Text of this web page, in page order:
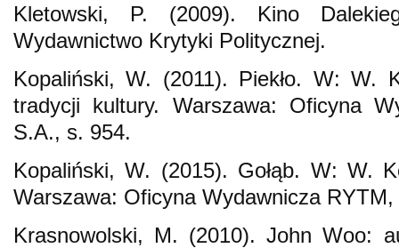
Kletowski, P. (2009). Kino
Wydawnictwo Krytyki Politycznej.
Kopaliński, W. (2011). Piekło. W: W.
tradycji kultury. Warszawa: Oficyna
S.A., s. 954.
Kopaliński, W. (2015). Gołąb. W: W.
Warszawa: Oficyna Wydawnicza
Krasnowolski, M. (2010). John Woo: